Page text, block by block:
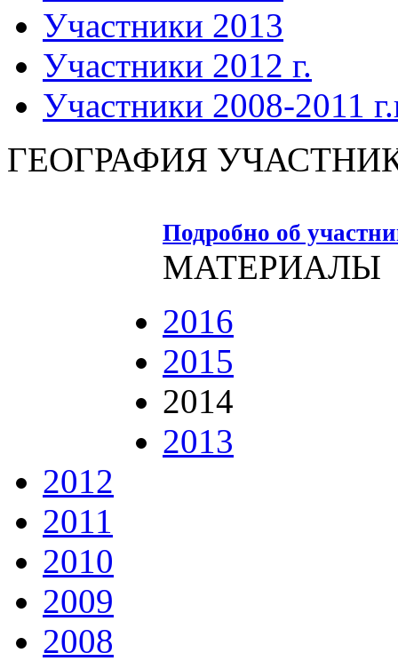
Участники 2013
Участники 2012 г.
Участники 2008-2011
ГЕОГРАФИЯ
Подробно об
МАТЕРИАЛЫ
2016
2015
2014
2013
2012
2011
2010
2009
2008